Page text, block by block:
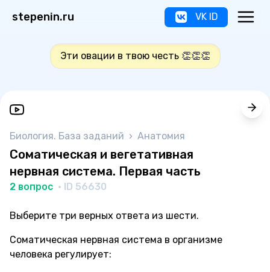
stepenin.ru VK ID
Эти овации в твою честь 👏👏👏
Биология. База заданий › Анатомия
Соматическая и вегетативная
нервная система. Первая часть
2 вопрос · ID 56630
Выберите три верных ответа из шести.
Соматическая нервная система в организме
человека регулирует: